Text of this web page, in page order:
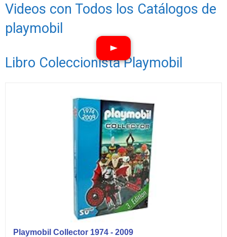
Videos con Todos los Catálogos de
playmobil
Libro Coleccionista Playmobil
Playmobil Collector 1974 - 2009